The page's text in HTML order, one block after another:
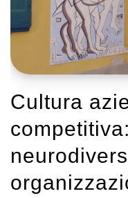
Cultura